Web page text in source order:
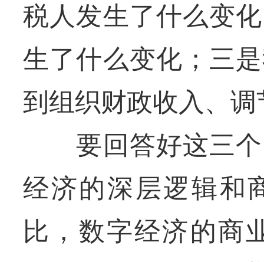
税人发生了什么变
生了什么变化；三
到组织财政收入、
要回答好这三个
经济的深层逻辑和
比，数字经济的商